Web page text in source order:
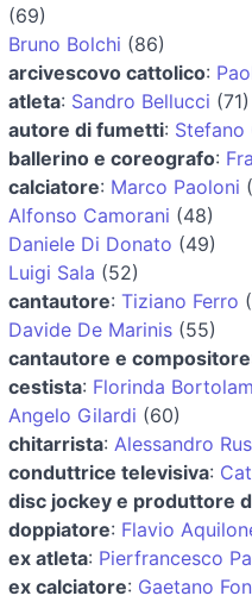
(69)
Bruno Bolchi (86)
arcivescovo cattolico:
atleta: Sandro Bellucci (71)
autore di fumetti: Stefano
ballerino e coreografo:
calciatore: Marco Paoloni
Alfonso Camorani (48)
Daniele Di Donato (49)
Luigi Sala (52)
cantautore: Tiziano Ferro
Davide De Marinis (55)
cantautore e compositore
cestista: Florinda
Angelo Gilardi (60)
chitarrista: Alessandro
conduttrice televisiva:
disc jockey e produttore
doppiatore: Flavio
ex atleta: Pierfrancesco
ex calciatore: Gaetano